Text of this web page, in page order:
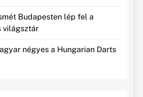
Budapesten lép fel a
világsztár
négyes a Hungarian Darts